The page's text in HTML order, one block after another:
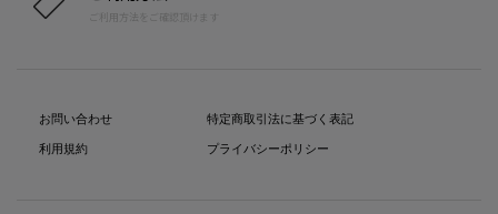
ご利用方法をご確認頂けます
お問い合わせ
利用規約
特定商取引法に基づく表記
プライバシーポリシー